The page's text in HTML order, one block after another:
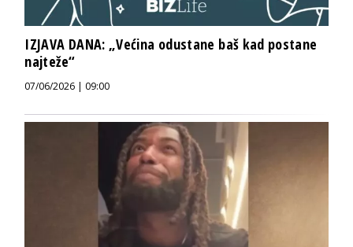
IZJAVA DANA: „Većina odustane baš kad postane
najteže“
07/06/2026 | 09:00